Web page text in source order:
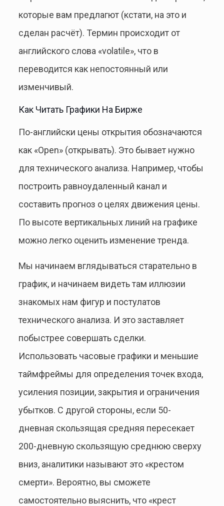
которые вам предлагют (кстати, на это и
сделан расчёт). Термин происходит от
английского слова «volatile», что в
переводится как непостоянный или
изменчивый.
Как Читать Графики На Бирже
По-английски цены открытия обозначаются
как «Open» (открывать). Это бывает нужно
для технического анализа. Например, чтобы
построить равноудаленный канал и
составить прогноз о целях движения цены.
По высоте вертикальных линий на графике
можно легко оценить изменение тренда.
Мы начинаем вглядываться старательно в
график, и начинаем видеть там иллюзии
знакомых нам фигур и постулатов
технического анализа. И это заставляет
побыстрее совершать сделки.
Использовать часовые графики и меньшие
таймфреймы для определения точек входа,
усиления позиции, закрытия и ограничения
убытков. С другой стороны, если 50-
дневная скользящая средняя пересекает
200-дневную скользящую среднюю сверху
вниз, аналитики называют это «крестом
смерти». Вероятно, вы сможете
самостоятельно выяснить, что «крест